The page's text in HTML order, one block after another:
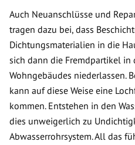
Auch Neuanschlüsse und
tragen dazu bei, dass
Dichtungsmaterialien in die
sich dann die Fremdpartikel in
Wohngebäudes niederlassen.
kann auf diese Weise eine
kommen. Entstehen in den
dies unweigerlich zu
Abwasserrohrsystem. All das